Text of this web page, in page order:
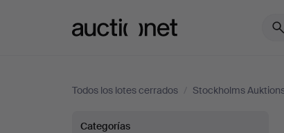
Todos los lotes cerrados / Stockholms
Fotografía
Categorías